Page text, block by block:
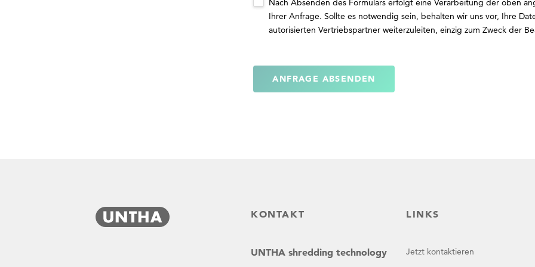
Nach Absenden des Formulars erfolgt eine Verarbeitung der oben
Ihrer Anfrage. Sollte es notwendig sein, behalten wir uns vor, Ihre
autorisierten Vertriebspartner weiterzuleiten, einzig zum Zweck der
ANFRAGE ABSENDEN
KONTAKT
UNTHA shredding technology
LINKS
Jetzt kontaktieren